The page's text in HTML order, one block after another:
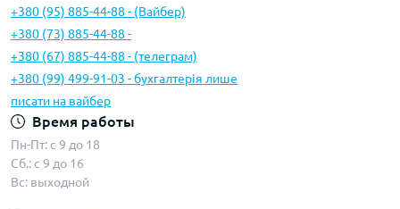
+380 (95) 885-44-88 - (Вайбер)
+380 (73) 885-44-88 -
+380 (67) 885-44-88 - (телеграм)
+380 (99) 499-91-03 - бухгалтерія лише
писати на вайбер
Время работы
Пн-Пт: с 9 до 18
Сб.: с 9 до 16
Вс: выходной